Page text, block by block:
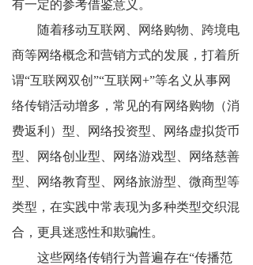
有一定的参考借鉴意义。
随着移动互联网、网络购物、跨境电
商等网络概念和营销方式的发展，打着所
谓“互联网双创”“互联网+”等名义从事网
络传销活动增多，常见的有网络购物（消
费返利）型、网络投资型、网络虚拟货币
型、网络创业型、网络游戏型、网络慈善
型、网络教育型、网络旅游型、微商型等
类型，在实践中常表现为多种类型交织混
合，更具迷惑性和欺骗性。
这些网络传销行为普遍存在“传播范